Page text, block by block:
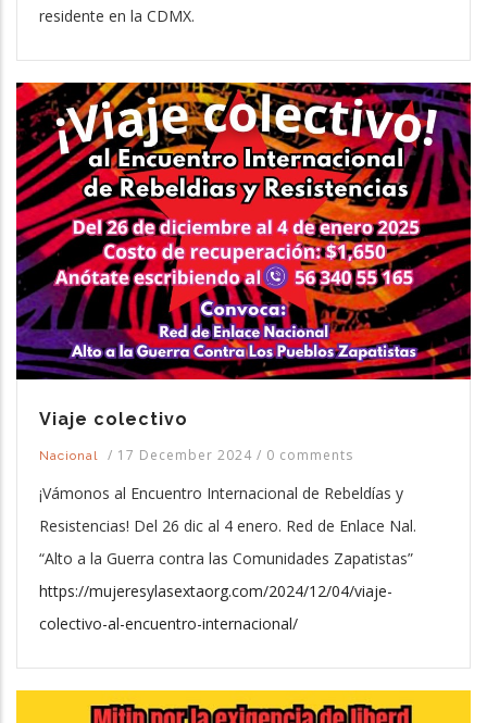
residente en la CDMX.
Viaje colectivo
Nacional / 17 December 2024 / 0 comments
¡Vámonos al Encuentro Internacional de Rebeldías y
Resistencias! Del 26 dic al 4 enero. Red de Enlace Nal.
“Alto a la Guerra contra las Comunidades Zapatistas”
https://mujeresylasextaorg.com/2024/12/04/viaje-
colectivo-al-encuentro-internacional/